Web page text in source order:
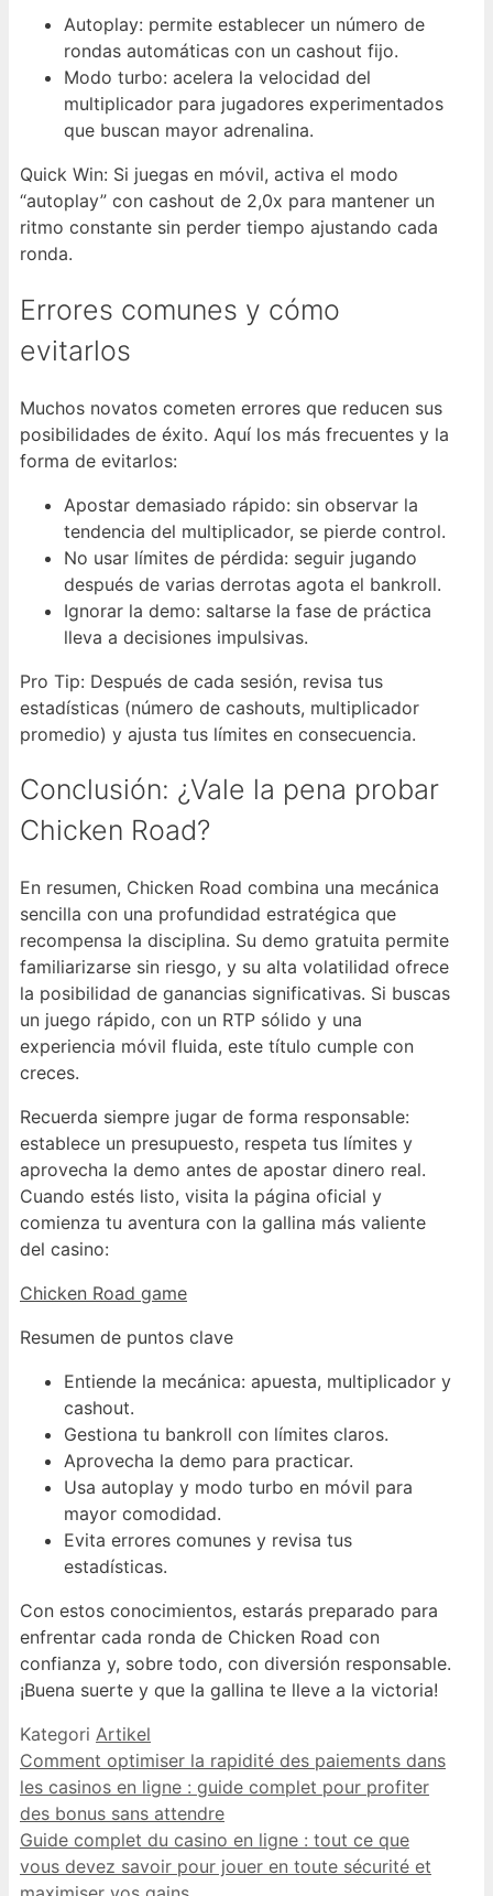
Autoplay: permite establecer un número de
rondas automáticas con un cashout fijo.
Modo turbo: acelera la velocidad del
multiplicador para jugadores experimentados
que buscan mayor adrenalina.
Quick Win: Si juegas en móvil, activa el modo
“autoplay” con cashout de 2,0x para mantener un
ritmo constante sin perder tiempo ajustando cada
ronda.
Errores comunes y cómo
evitarlos
Muchos novatos cometen errores que reducen sus
posibilidades de éxito. Aquí los más frecuentes y la
forma de evitarlos:
Apostar demasiado rápido: sin observar la
tendencia del multiplicador, se pierde control.
No usar límites de pérdida: seguir jugando
después de varias derrotas agota el bankroll.
Ignorar la demo: saltarse la fase de práctica
lleva a decisiones impulsivas.
Pro Tip: Después de cada sesión, revisa tus
estadísticas (número de cashouts, multiplicador
promedio) y ajusta tus límites en consecuencia.
Conclusión: ¿Vale la pena probar
Chicken Road?
En resumen, Chicken Road combina una mecánica
sencilla con una profundidad estratégica que
recompensa la disciplina. Su demo gratuita permite
familiarizarse sin riesgo, y su alta volatilidad ofrece
la posibilidad de ganancias significativas. Si buscas
un juego rápido, con un RTP sólido y una
experiencia móvil fluida, este título cumple con
creces.
Recuerda siempre jugar de forma responsable:
establece un presupuesto, respeta tus límites y
aprovecha la demo antes de apostar dinero real.
Cuando estés listo, visita la página oficial y
comienza tu aventura con la gallina más valiente
del casino:
Chicken Road game
Resumen de puntos clave
Entiende la mecánica: apuesta, multiplicador y
cashout.
Gestiona tu bankroll con límites claros.
Aprovecha la demo para practicar.
Usa autoplay y modo turbo en móvil para
mayor comodidad.
Evita errores comunes y revisa tus
estadísticas.
Con estos conocimientos, estarás preparado para
enfrentar cada ronda de Chicken Road con
confianza y, sobre todo, con diversión responsable.
¡Buena suerte y que la gallina te lleve a la victoria!
Kategori Artikel
Comment optimiser la rapidité des paiements dans
les casinos en ligne : guide complet pour profiter
des bonus sans attendre
Guide complet du casino en ligne : tout ce que
vous devez savoir pour jouer en toute sécurité et